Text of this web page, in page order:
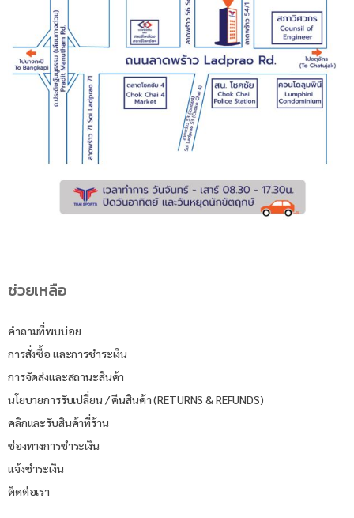
ช่วยเหลือ
คำถามที่พบบ่อย
การสั่งซื้อ และการชำระเงิน
การจัดส่งและสถานะสินค้า
นโยบายการรับเปลี่ยน / คืนสินค้า (RETURNS & REFUNDS)
คลิกและรับสินค้าที่ร้าน
ช่องทางการชำระเงิน
แจ้งชำระเงิน
ติดต่อเรา